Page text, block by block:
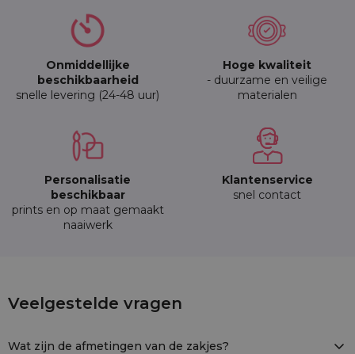
Onmiddellijke
beschikbaarheid
snelle levering (24-48 uur)
Hoge kwaliteit
- duurzame en veilige
materialen
Personalisatie
beschikbaar
prints en op maat gemaakt
naaiwerk
Klantenservice
snel contact
5 stuks Jute zakjes 15 x 20 cm - lichte
Veelgestelde vragen
Wat zijn de afmetingen van de zakjes?